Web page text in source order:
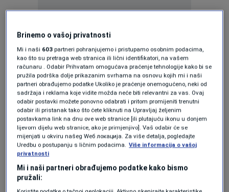
In a statement, Trojka emphasized that there
can be no negotiations regarding adherence to
the Constitution and laws. “Just as laws apply
to citizens, they must also apply to politicians.
The request to annul the laws they violated is
unacceptable. At the same time, it sends a
disgraceful message to citizens that laws do
Brinemo o vašoj privatnosti
Mi i naši 603 partneri pohranjujemo i pristupamo osobnim podacima,
kao što su pretraga web stranica ili lični identifikatori, na vašem
računaru . Odabir Prihvatam omogućava praćenje tehnologije kako bi se
pružila podrška dolje prikazanim svrhama na osnovu kojih mi i naši
partneri obrađujemo podatke Ukoliko je praćenje onemogućeno, neki od
sadržaja i reklama koje vidite možda neće biti relevantni za vas. Ovaj
odabir postavki možete ponovno odabrati i pritom promijeniti trenutni
odabir ili pristanak tako što ćete kliknuti na Upravljaj željenim
postavkama link na dnu ove web stranice [ili plutajuću ikonu u donjem
lijevom dijelu web stranice, ako je primjenjivo]. Vaš odabir će se
mijenjati u okviru našeg Wеб локација. Za više detalja, pogledajte
Uredbu o postupanju s ličnim podacima. Više informacija o vašoj
privatnosti
Mi i naši partneri obrađujemo podatke kako bismo
pružali: